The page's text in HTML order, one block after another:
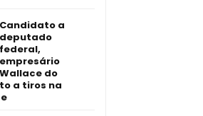
Candidato a
deputado
federal,
empresário
Wallace do
a tiros na